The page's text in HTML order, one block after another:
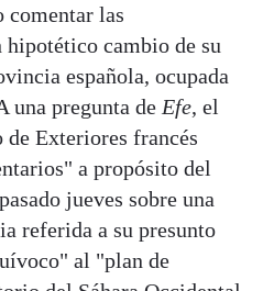
comentar las
cambio de su
española, ocupada
una pregunta de Efe, el
Exteriores francés
a propósito del
jueves sobre una
referida a su presunto
al "plan de